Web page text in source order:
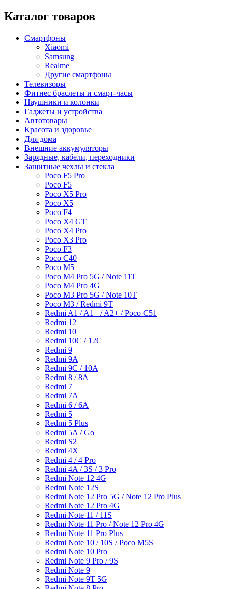
Каталог товаров
Смартфоны
Xiaomi
Samsung
Realme
Другие смартфоны
Телевизоры
Фитнес браслеты и смарт-часы
Наушники и колонки
Гаджеты и устройства
Автотовары
Красота и здоровье
Для дома
Внешние аккумуляторы
Зарядные, кабели, переходники
Защитные чехлы и стекла
Poco F5 Pro
Poco F5
Poco X5 Pro
Poco X5
Poco F4
Poco X4 GT
Poco X4 Pro
Poco X3 Pro
Poco F3
Poco C40
Poco M5
Poco M4 Pro 5G / Note 11T
Poco M4 Pro 4G
Poco M3 Pro 5G / Note 10T
Poco M3 / Redmi 9T
Redmi A1 / A1+ / A2+ / Poco C51
Redmi 12
Redmi 10
Redmi 10C / 12C
Redmi 9
Redmi 9A
Redmi 9C / 10A
Redmi 8 / 8A
Redmi 7
Redmi 7A
Redmi 6 / 6A
Redmi 5
Redmi 5 Plus
Redmi 5A / Go
Redmi S2
Redmi 4X
Redmi 4 / 4 Pro
Redmi 4A / 3S / 3 Pro
Redmi Note 12 4G
Redmi Note 12S
Redmi Note 12 Pro 5G / Note 12 Pro Plus
Redmi Note 12 Pro 4G
Redmi Note 11 / 11S
Redmi Note 11 Pro / Note 12 Pro 4G
Redmi Note 11 Pro Plus
Redmi Note 10 / 10S / Poco M5S
Redmi Note 10 Pro
Redmi Note 9 Pro / 9S
Redmi Note 9
Redmi Note 9T 5G